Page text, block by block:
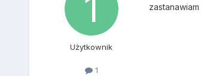
Użytkownik
1